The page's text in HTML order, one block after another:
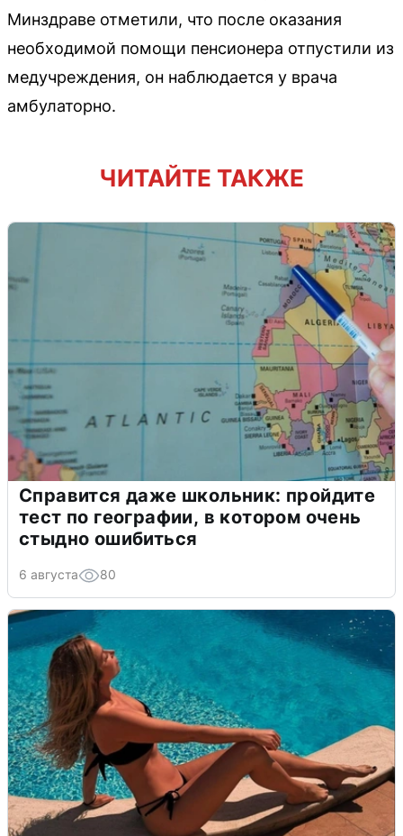
Минздраве отметили, что после оказания
необходимой помощи пенсионера отпустили из
медучреждения, он наблюдается у врача
амбулаторно.
ЧИТАЙТЕ ТАКЖЕ
Справится даже школьник: пройдите
тест по географии, в котором очень
стыдно ошибиться
6 августа 80